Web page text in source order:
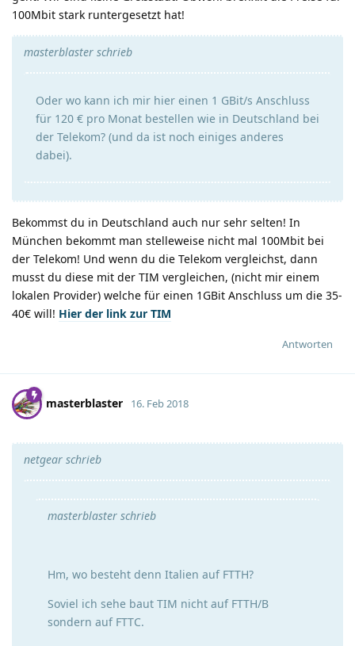
100Mbit stark runtergesetzt hat!
masterblaster schrieb
Oder wo kann ich mir hier einen 1 GBit/s Anschluss
für 120 € pro Monat bestellen wie in Deutschland bei
der Telekom? (und da ist noch einiges anderes
dabei).
Bekommst du in Deutschland auch nur sehr selten! In
München bekommt man stelleweise nicht mal 100Mbit bei
der Telekom! Und wenn du die Telekom vergleichst, dann
musst du diese mit der TIM vergleichen, (nicht mir einem
lokalen Provider) welche für einen 1GBit Anschluss um die 35-
40€ will! Hier der link zur TIM
Antworten
masterblaster 16. Feb 2018
netgear schrieb
masterblaster schrieb
Hm, wo besteht denn Italien auf FTTH?
Soviel ich sehe baut TIM nicht auf FTTH/B
sondern auf FTTC.